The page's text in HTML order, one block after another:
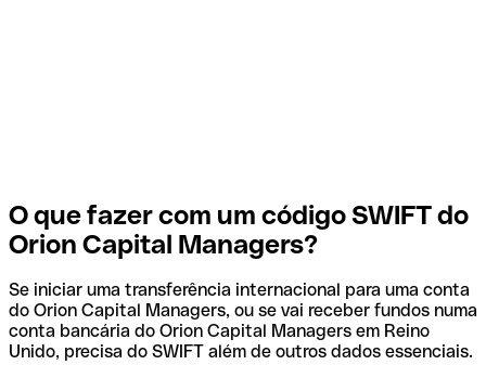
O que fazer com um código SWIFT do
Orion Capital Managers?
Se iniciar uma transferência internacional para uma conta
do Orion Capital Managers, ou se vai receber fundos numa
conta bancária do Orion Capital Managers em Reino
Unido, precisa do SWIFT além de outros dados essenciais.